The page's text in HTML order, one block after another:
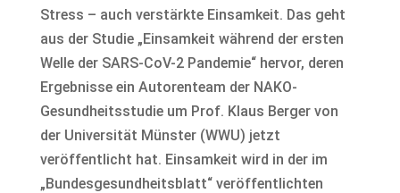
Stress – auch verstärkte Einsamkeit. Das geht
aus der Studie „Einsamkeit während der ersten
Welle der SARS-CoV-2 Pandemie“ hervor, deren
Ergebnisse ein Autorenteam der NAKO-
Gesundheitsstudie um Prof. Klaus Berger von
der Universität Münster (WWU) jetzt
veröffentlicht hat. Einsamkeit wird in der im
„Bundesgesundheitsblatt“ veröffentlichten